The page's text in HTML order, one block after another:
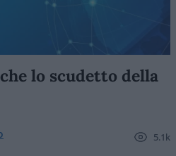
lo scudetto della
5.1k